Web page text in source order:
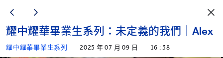
耀中耀華畢業生系列：未定義的我們｜Alex
耀中耀華畢業生系列 2025 年 07 月 09 日 16 : 38